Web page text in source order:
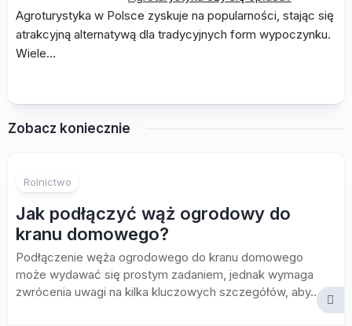
Agroturystyka w Polsce zyskuje na popularności, stając się
atrakcyjną alternatywą dla tradycyjnych form wypoczynku.
Wiele…
Zobacz koniecznie
Rolnictwo
Jak podłączyć wąż ogrodowy do
kranu domowego?
Podłączenie węża ogrodowego do kranu domowego
może wydawać się prostym zadaniem, jednak wymaga
zwrócenia uwagi na kilka kluczowych szczegółów, aby...